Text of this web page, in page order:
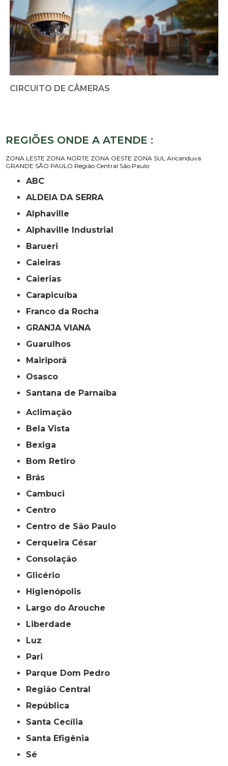
CIRCUITO DE CÂMERAS
REGIÕES ONDE A ATENDE :
ZONA LESTE ZONA NORTE ZONA OESTE ZONA SUL Aricanduva
GRANDE SÃO PAULO Região Central São Paulo
ABC
ALDEIA DA SERRA
Alphaville
Alphaville Industrial
Barueri
Caieiras
Caierias
Carapicuíba
Franco da Rocha
GRANJA VIANA
Guarulhos
Mairiporã
Osasco
Santana de Parnaíba
Aclimação
Bela Vista
Bexiga
Bom Retiro
Brás
Cambuci
Centro
Centro de São Paulo
Cerqueira César
Consolação
Glicério
Higienópolis
Largo do Arouche
Liberdade
Luz
Pari
Parque Dom Pedro
Região Central
República
Santa Cecília
Santa Efigênia
Sé